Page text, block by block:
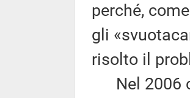
perché,
gli
risolto il
Nel 2006